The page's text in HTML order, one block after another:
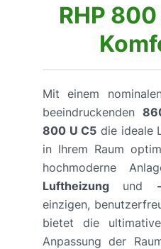
RHP 800
Mit einem
beeindruckenden
800 U C5 die ideale
in Ihrem Raum
hochmoderne
Luftheizung und
einzigen,
bietet die
Anpassung der